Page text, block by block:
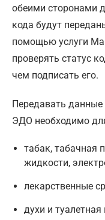
обеими сторонами
кода будут
помощью услуги
проверять статус
чем подписать его.
Передавать
ЭДО необходимо
табак, табачная
жидкости,
лекарственные
духи и туалетная